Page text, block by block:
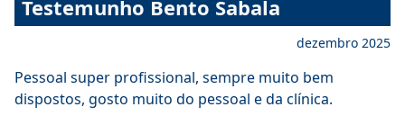
Testemunho Bento Sabala
dezembro 2025
Pessoal super profissional, sempre muito bem
dispostos, gosto muito do pessoal e da clínica.